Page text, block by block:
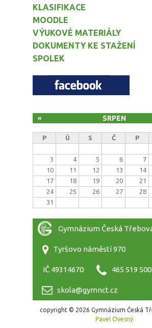
KLASIFIKACE
MOODLE
VÝUKOVÉ MATERIÁLY
DOKUMENTY KE STAŽENÍ
SPOLEK
SRPEN
«
P Ú S Č P
3
4 5 6 7
10
11 12 13 14
17
18 19 20 21
24
25 26 27 28
31
Gymnázium Česká
Tyršovo náměstí 970
IČ 49314670 465 519 500
skola@gymnct.cz
copyright © 2026 Gymnázium Česká
Pavel Ovesný